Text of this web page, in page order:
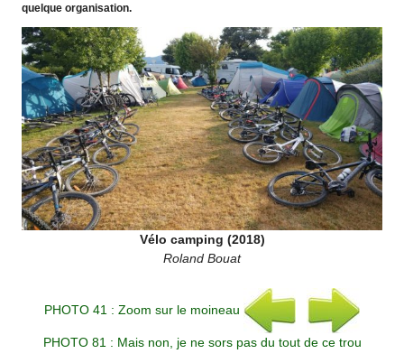
quelque organisation.
Vélo camping (2018)
Roland Bouat
PHOTO 41 : Zoom sur le moineau
PHOTO 81 : Mais non, je ne sors pas du tout de ce trou